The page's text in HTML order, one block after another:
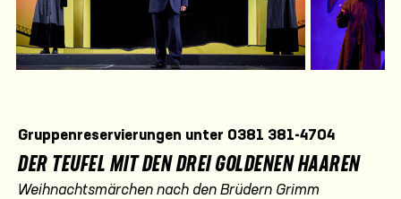
Gruppenreservierungen unter 0381 381-4704
DER TEUFEL MIT DEN DREI GOLDENEN HAAREN
Weihnachtsmärchen nach den Brüdern Grimm